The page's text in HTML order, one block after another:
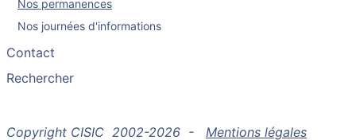
Nos permanences
Nos journées d'informations
Contact
Rechercher
Copyright CISIC 2002-2026 - Mentions légales